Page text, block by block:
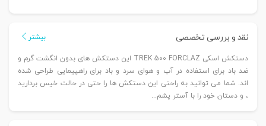
نقد و بررسی تخصصی بیشتر
دستکش اسکی TREK 500 FORCLAZ این دستکش های بدون انگشت گرم و
ضد باد برای استفاده در آب و هوای سرد و باد برای راهپیمایی طراحی شده
اند. شما می توانید به راحتی این دستکش ها را حتی در حالت خیس بردارید
، و دستان خود را با آستر پشم...